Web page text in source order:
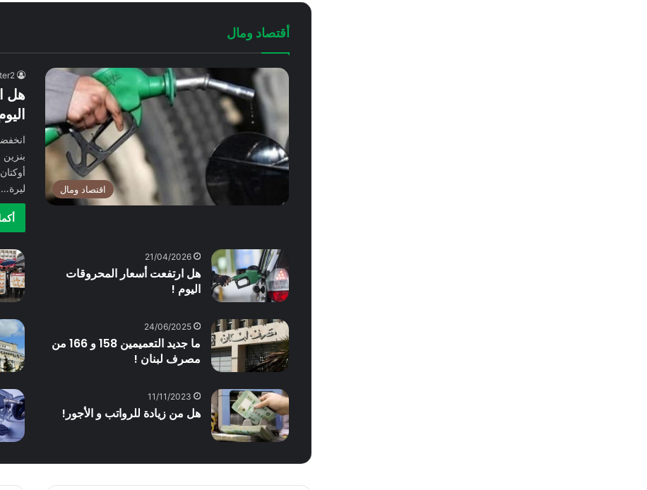
أقتصاد ومال
اقتصاد ومال
هل
ليرة…
21/04/2026
هل ارتفعت أسعار المحروقات
اليوم !
24/06/2025
ما جديد التعميمين 158 و 166 من
مصرف لبنان !
11/11/2023
هل من زيادة للرواتب و الأجور!